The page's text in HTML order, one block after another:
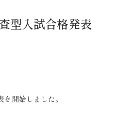
型入試合格発表
開始しました。